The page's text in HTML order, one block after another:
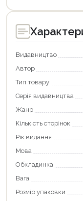
Видавництво
Автор
Тип товару
Серія видавництва
Жанр
Кількість сторінок
Рік видання
Мова
Обкладинка
Вага
Розмір упаковки